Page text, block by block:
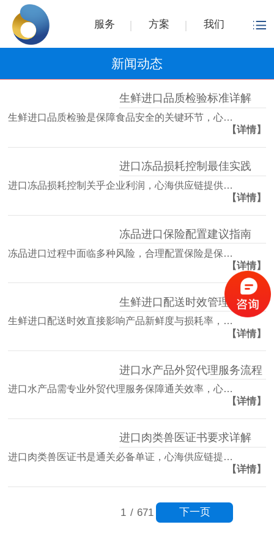
服务 方案 我们
新闻动态
生鲜进口品质检验标准详解
生鲜进口品质检验是保障食品安全的关键环节，心…
【详情】
进口冻品损耗控制最佳实践
进口冻品损耗控制关乎企业利润，心海供应链提供…
【详情】
冻品进口保险配置建议指南
冻品进口过程中面临多种风险，合理配置保险是保…
【详情】
生鲜进口配送时效管理方案
生鲜进口配送时效直接影响产品新鲜度与损耗率，…
【详情】
进口水产品外贸代理服务流程
进口水产品需专业外贸代理服务保障通关效率，心…
【详情】
进口肉类兽医证书要求详解
进口肉类兽医证书是通关必备单证，心海供应链提…
【详情】
1 / 671 下一页